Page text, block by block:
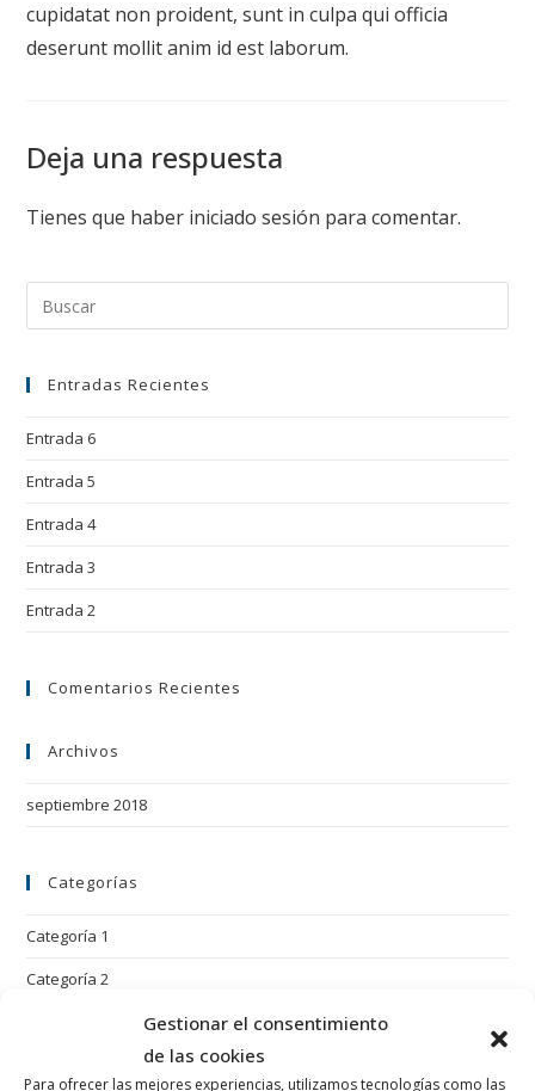
Gestionar el consentimiento
de las cookies
Para ofrecer las mejores experiencias, utilizamos tecnologías como las
cupidatat non proident, sunt in culpa qui officia
deserunt mollit anim id est laborum.
Deja una respuesta
Tienes que haber iniciado sesión para comentar.
Entradas Recientes
Entrada 6
Entrada 5
Entrada 4
Entrada 3
Entrada 2
Comentarios Recientes
Archivos
septiembre 2018
Categorías
Categoría 1
Categoría 2